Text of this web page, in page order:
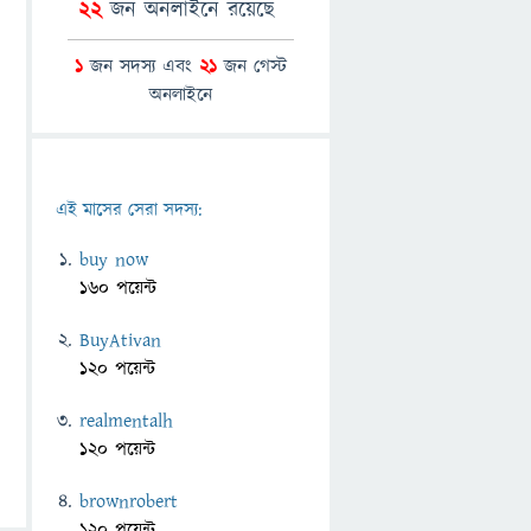
22জন অনলাইনে রয়েছে
1 জন সদস্য এবং 21 জন গেস্ট
অনলাইনে
এই মাসের সেরা সদস্য:
buy now
160 পয়েন্ট
BuyAtivan
120 পয়েন্ট
realmentalh
120 পয়েন্ট
brownrobert